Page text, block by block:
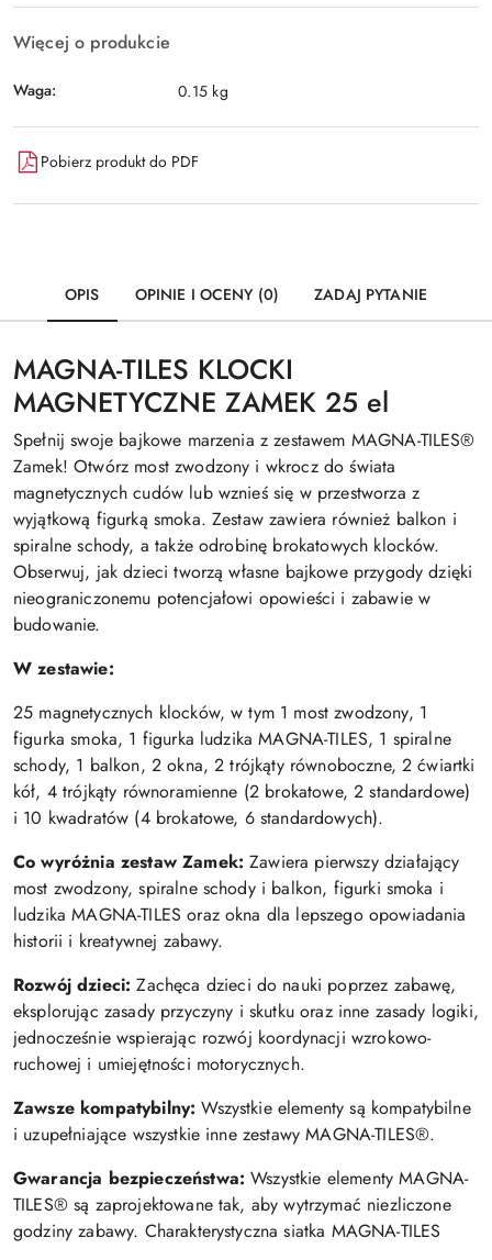
Więcej o produkcie
Waga: 0.15 kg
Pobierz produkt do PDF
OPIS OPINIE I OCENY (0) ZADAJ PYTANIE
MAGNA-TILES KLOCKI
MAGNETYCZNE ZAMEK 25 el
Spełnij swoje bajkowe marzenia z zestawem MAGNA-TILES®
Zamek! Otwórz most zwodzony i wkrocz do świata
magnetycznych cudów lub wznieś się w przestworza z
wyjątkową figurką smoka. Zestaw zawiera również balkon i
spiralne schody, a także odrobinę brokatowych klocków.
Obserwuj, jak dzieci tworzą własne bajkowe przygody dzięki
nieograniczonemu potencjałowi opowieści i zabawie w
budowanie.
W zestawie:
25 magnetycznych klocków, w tym 1 most zwodzony, 1
figurka smoka, 1 figurka ludzika MAGNA-TILES, 1 spiralne
schody, 1 balkon, 2 okna, 2 trójkąty równoboczne, 2 ćwiartki
kół, 4 trójkąty równoramienne (2 brokatowe, 2 standardowe)
i 10 kwadratów (4 brokatowe, 6 standardowych).
Co wyróżnia zestaw Zamek: Zawiera pierwszy działający
most zwodzony, spiralne schody i balkon, figurki smoka i
ludzika MAGNA-TILES oraz okna dla lepszego opowiadania
historii i kreatywnej zabawy.
Rozwój dzieci: Zachęca dzieci do nauki poprzez zabawę,
eksplorując zasady przyczyny i skutku oraz inne zasady logiki,
jednocześnie wspierając rozwój koordynacji wzrokowo-
ruchowej i umiejętności motorycznych.
Zawsze kompatybilny: Wszystkie elementy są kompatybilne
i uzupełniające wszystkie inne zestawy MAGNA-TILES®.
Gwarancja bezpieczeństwa: Wszystkie elementy MAGNA-
TILES® są zaprojektowane tak, aby wytrzymać niezliczone
godziny zabawy. Charakterystyczna siatka MAGNA-TILES